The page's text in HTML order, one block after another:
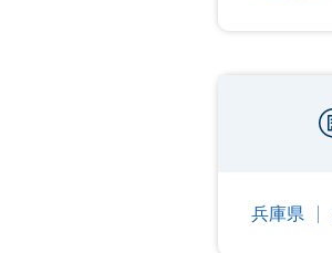
兵庫県